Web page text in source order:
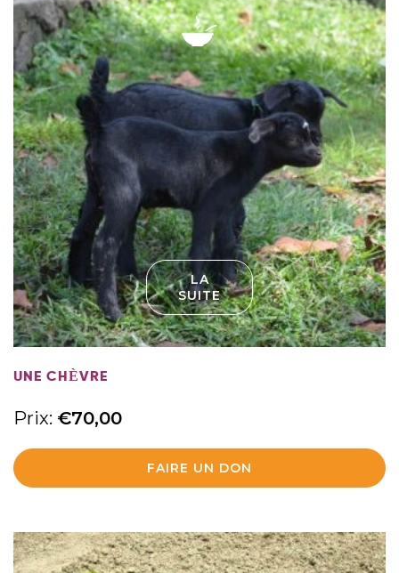
LA
SUITE
UNE CHÈVRE
Prix: €70,00
FAIRE UN DON